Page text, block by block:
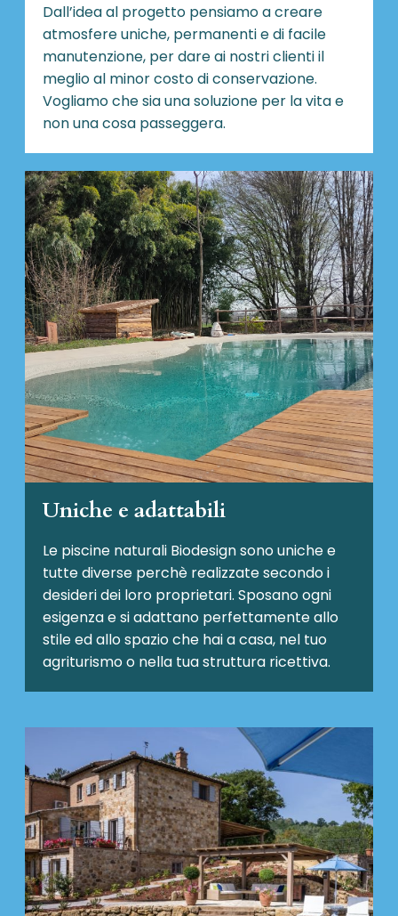
Dall’idea al progetto pensiamo a creare
atmosfere uniche, permanenti e di facile
manutenzione, per dare ai nostri clienti il
meglio al minor costo di conservazione.
Vogliamo che sia una soluzione per la vita e
non una cosa passeggera.
Uniche e adattabili
Le piscine naturali Biodesignsono uniche e
tutte diverse perchè realizzate secondo i
desideri dei loro proprietari. Sposano ogni
esigenza e si adattano perfettamente allo
stile ed allo spazio che hai a casa, nel tuo
agriturismo o nella tua struttura ricettiva.